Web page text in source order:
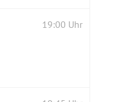
19:00 Uhr